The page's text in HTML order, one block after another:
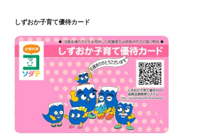
しずおか子育て優待カード